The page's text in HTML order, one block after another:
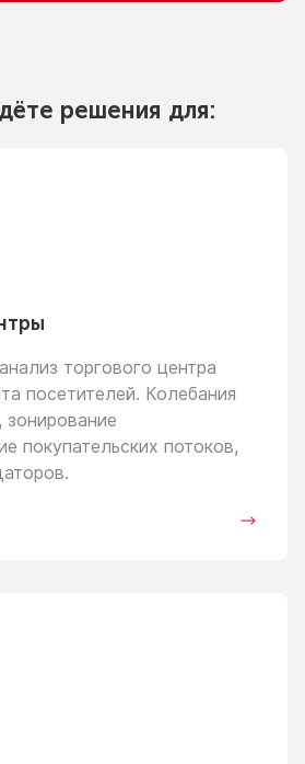
решения для:
торгового центра
посетителей. Колебания
покупательских потоков,